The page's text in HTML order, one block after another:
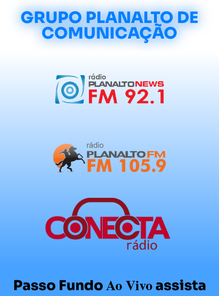
GRUPO PLANALTO DE
COMUNICAÇÃO
Passo FundoAo Vivoassista